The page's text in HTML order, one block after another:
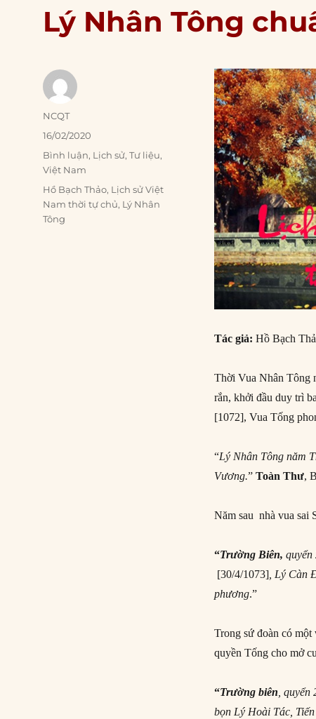
Lý Nhân Tông
Tác giả:Hồ Bạch
Thời Vua Nhân Tông
rắn, khởi đầu duy trì
[1072], Vua Tống
“Lý Nhân Tông năm
Vương.”Toàn Thư,
Năm sau nhà vua sai
“Trường Biên,quyển
[30/4/1073], Lý Càn
phương.”
Trong sứ đoàn có
quyền Tống cho mở
“Trường biên, quyển
bọn Lý Hoài Tác,
Author
NCQT
Posted
on
16/02/2020
Categories
Bình luận, Lịch sử,Tư liệu,
Việt Nam
Tags
Hồ Bạch Thảo, Lịch sử Việt
Nam thời tự chủ, Lý Nhân
Tông